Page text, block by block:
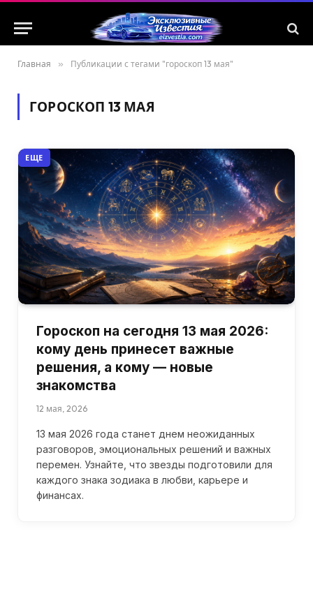
Главная » Публикации с тегами "гороскоп 13 мая"
ГОРОСКОП 13 МАЯ
ЕЩЕ
Гороскоп на сегодня 13 мая 2026:
кому день принесет важные
решения, а кому — новые
знакомства
12 мая, 2026
13 мая 2026 года станет днем неожиданных
разговоров, эмоциональных решений и важных
перемен. Узнайте, что звезды подготовили для
каждого знака зодиака в любви, карьере и
финансах.